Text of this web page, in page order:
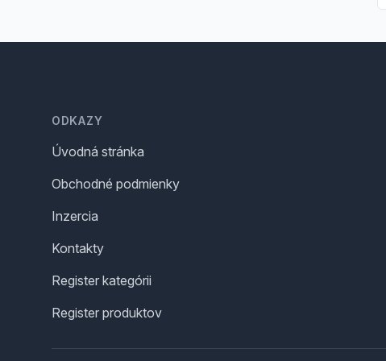
ODKAZY
Úvodná stránka
Obchodné podmienky
Inzercia
Kontakty
Register kategórii
Register produktov